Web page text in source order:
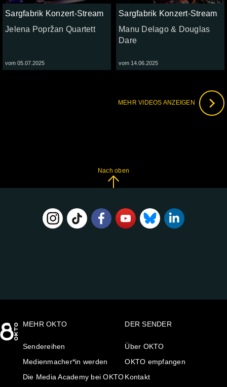
Sargfabrik Konzert-Stream
Jelena Popržan Quartett
vom 05.07.2025
Sargfabrik Konzert-Stream
Manu Delago & Douglas
Dare
vom 14.06.2025
MEHR VIDEOS ANZEIGEN
Nach oben
MEHR OKTO
Sendereihen
Medienmacher*in werden
Die Media Academy bei OKTO
DER SENDER
Über OKTO
OKTO empfangen
Kontakt